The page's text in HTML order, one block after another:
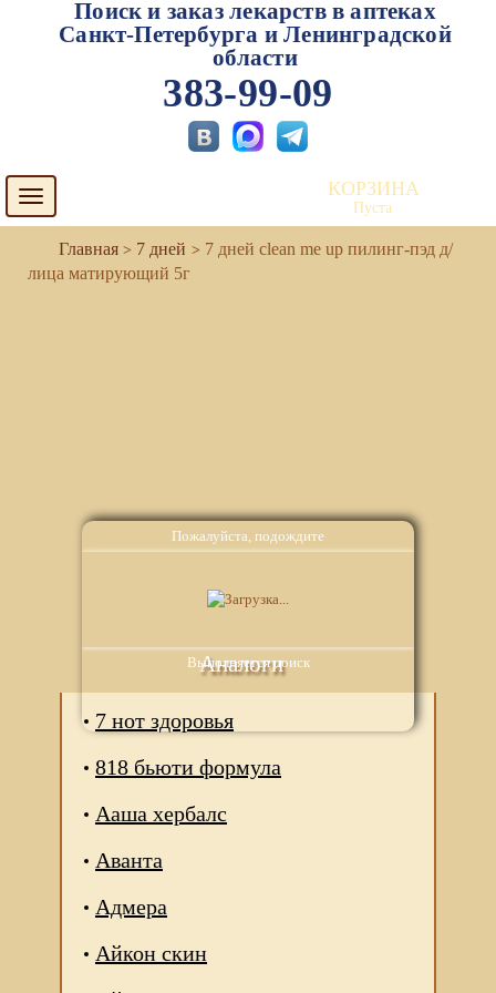
Пожалуйста, подождите
Выполняется поиск
Поиск и заказ лекарств в аптеках
Санкт-Петербурга и Ленинградской
области
383-99-09
Toggle
navigation
КОРЗИНА
Пуста
7 дней
7 дней clean me up пилинг-пэд д/
лица матирующий 5г
Аналоги
7 нот здоровья
818 бьюти формула
Ааша хербалс
Аванта
Адмера
Айкон скин